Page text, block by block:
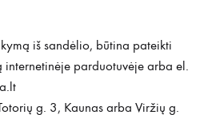
iš sandėlio, būtina pateikti
internetinėje parduotuvėje arba el.
g. 3, Kaunas arba Viržių g.